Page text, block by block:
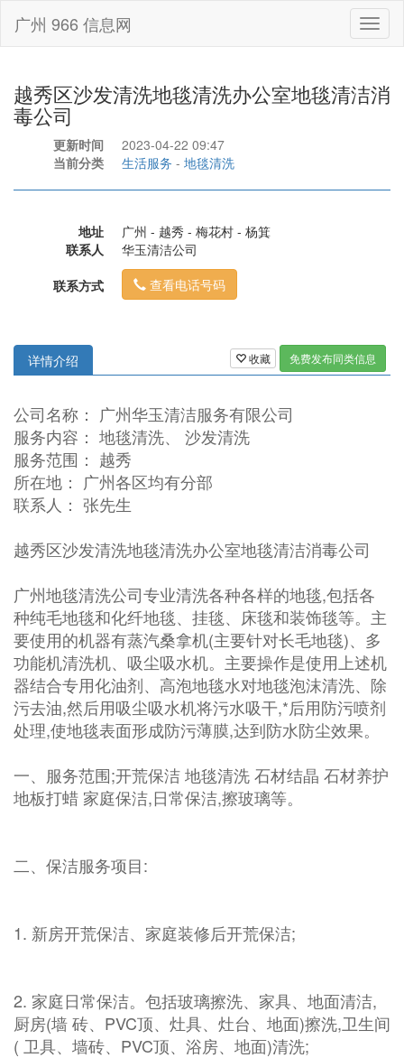
广州 966 信息网
越秀区沙发清洗地毯清洗办公室地毯清洁消
毒公司
更新时间
2023-04-22 09:47
当前分类
生活服务 - 地毯清洗
地址
广州 - 越秀 - 梅花村 - 杨箕
联系人
华玉清洁公司
联系方式
查看电话号码
收藏 免费发布同类信息
详情介绍
公司名称： 广州华玉清洁服务有限公司
服务内容： 地毯清洗、 沙发清洗
服务范围： 越秀
所在地： 广州各区均有分部
联系人： 张先生
越秀区沙发清洗地毯清洗办公室地毯清洁消毒公司
广州地毯清洗公司专业清洗各种各样的地毯,包括各
种纯毛地毯和化纤地毯、挂毯、床毯和装饰毯等。主
要使用的机器有蒸汽桑拿机(主要针对长毛地毯)、多
功能机清洗机、吸尘吸水机。主要操作是使用上述机
器结合专用化油剂、高泡地毯水对地毯泡沫清洗、除
污去油,然后用吸尘吸水机将污水吸干,*后用防污喷剂
处理,使地毯表面形成防污薄膜,达到防水防尘效果。
一、服务范围;开荒保洁 地毯清洗 石材结晶 石材养护
地板打蜡 家庭保洁,日常保洁,擦玻璃等。
二、保洁服务项目:
1. 新房开荒保洁、家庭装修后开荒保洁;
2. 家庭日常保洁。包括玻璃擦洗、家具、地面清洁,
厨房(墙 砖、PVC顶、灶具、灶台、地面)擦洗,卫生间
( 卫具、墙砖、PVC顶、浴房、地面)清洗;